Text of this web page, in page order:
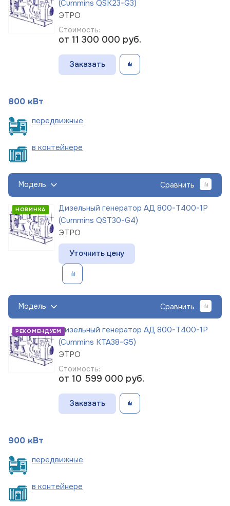
(Cummins QSK23-G3)
ЭТРО
Стоимость:
от 11 300 000 руб.
Заказать
800 кВт
передвижные
в контейнере
Модель Сравнить
НОВИНКА
Дизельный генератор АД 800-Т400-1Р
(Cummins QST30-G4)
ЭТРО
Уточнить цену
Модель Сравнить
РЕКОМЕНДУЕМДизельный генератор АД 800-Т400-1Р
(Cummins KTA38-G5)
ЭТРО
Стоимость:
от 10 599 000 руб.
Заказать
900 кВт
передвижные
в контейнере